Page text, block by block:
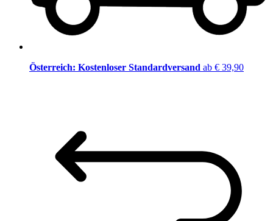
Österreich: Kostenloser Standardversand ab € 39,90